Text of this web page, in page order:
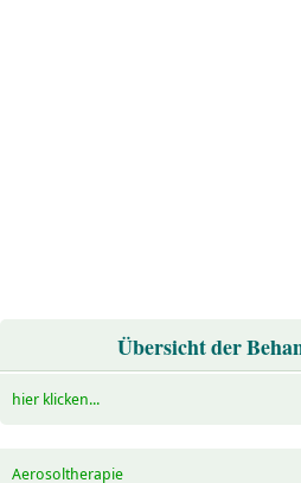
Übersicht der
hier klicken...
Aerosoltherapie